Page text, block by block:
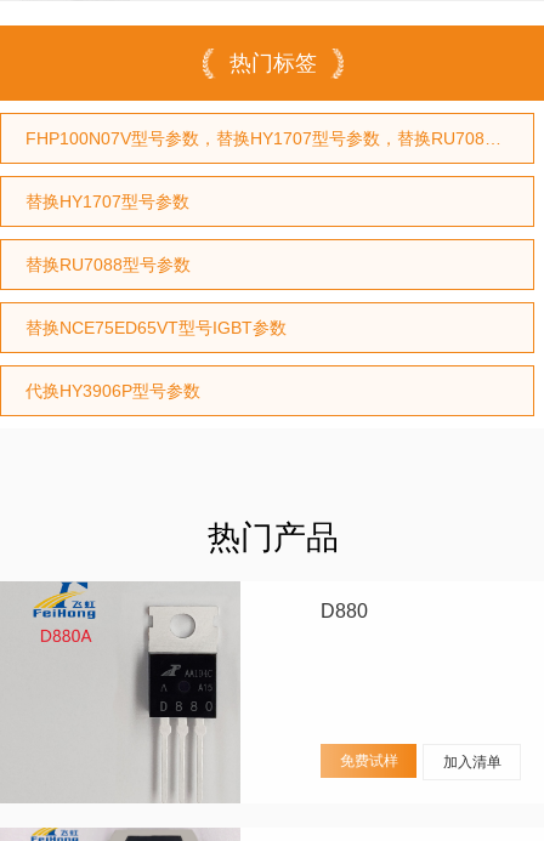
热门标签
FHP100N07V型号参数，替换HY1707型号参数，替换RU7088型号参数
替换HY1707型号参数
替换RU7088型号参数
替换NCE75ED65VT型号IGBT参数
代换HY3906P型号参数
热门产品
D880
免费试样 加入清单